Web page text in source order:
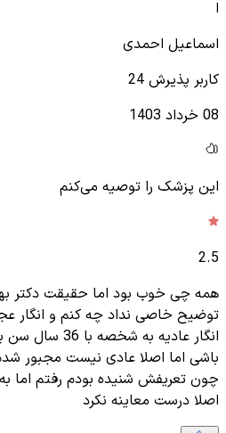
ا
اسماعیل احمدی
کاربر پذیرش 24
08 خرداد 1403
این پزشک را توصیه می‌کنم
2.5
همه چی خوب بود اما حقیقت دکتر
توضیح خاصی نداد چه کنم و انگار
انگار عادیه به
باشی اما اصلا عادی نیست مجبور
چون تعریفش شنیده بودم رفتم اما
اصلا درست معاینه نکرد